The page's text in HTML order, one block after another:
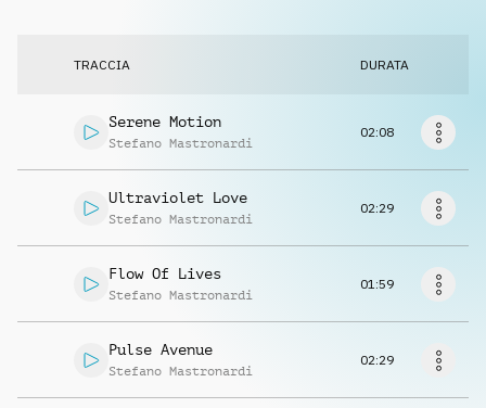
Richiedi musica
TRACCIA DURATA
Serene Motion
Stefano Mastronardi
02:08
Ultraviolet Love
Stefano Mastronardi
02:29
Flow Of Lives
Stefano Mastronardi
01:59
Pulse Avenue
Stefano Mastronardi
02:29